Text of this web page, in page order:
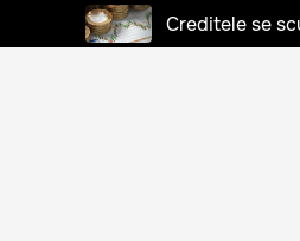
Creditele se